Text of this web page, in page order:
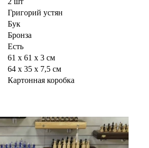
Григорий устян
Бук
Бронза
Есть
61 х 61 х 3 см
64 х 35 х 7,5 см
Картонная коробка